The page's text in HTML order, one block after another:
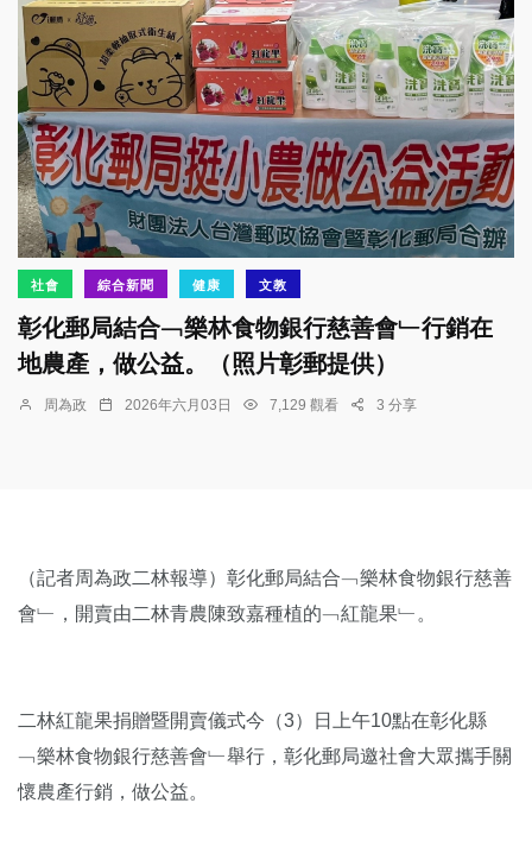
社會 綜合新聞 健康 文教
彰化郵局結合﹁樂林食物銀行慈善會﹂行銷在
地農產，做公益。（照片彰郵提供）
周為政 2026年六月03日 7,129 觀看 3 分享
（記者周為政二林報導）彰化郵局結合﹁樂林食物銀行慈善
會﹂，開賣由二林青農陳致嘉種植的﹁紅龍果﹂。
二林紅龍果捐贈暨開賣儀式今（3）日上午10點在彰化縣
﹁樂林食物銀行慈善會﹂舉行，彰化郵局邀社會大眾攜手關
懷農產行銷，做公益。